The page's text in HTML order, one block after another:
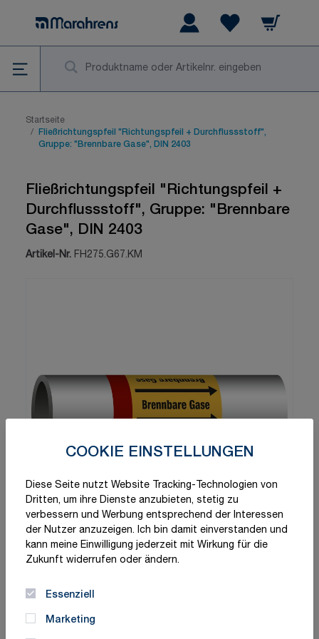
COOKIE EINSTELLUNGEN
Diese Seite nutzt Website Tracking-Technologien von
Dritten, um ihre Dienste anzubieten, stetig zu
verbessern und Werbung entsprechend der Interessen
der Nutzer anzuzeigen. Ich bin damit einverstanden und
kann meine Einwilligung jederzeit mit Wirkung für die
Zukunft widerrufen oder ändern.
Essenziell
Marketing
Warenkorb
Startseite
/
Fließrichtungspfeil "Richtungspfeil + Durchflussstoff",
Gruppe: "Brennbare Gase", DIN 2403
Fließrichtungspfeil "Richtungspfeil +
Durchflussstoff", Gruppe: "Brennbare
Gase", DIN 2403
Artikel-Nr. FH275.G67.KM